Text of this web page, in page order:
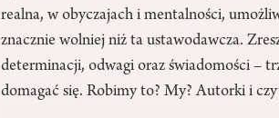
realna, w obyczajach i mentalności,
znacznie wolniej niż ta ustawodawcza.
determinacji, odwagi oraz świadomości –
domagać się. Robimy to? My? Autorki i